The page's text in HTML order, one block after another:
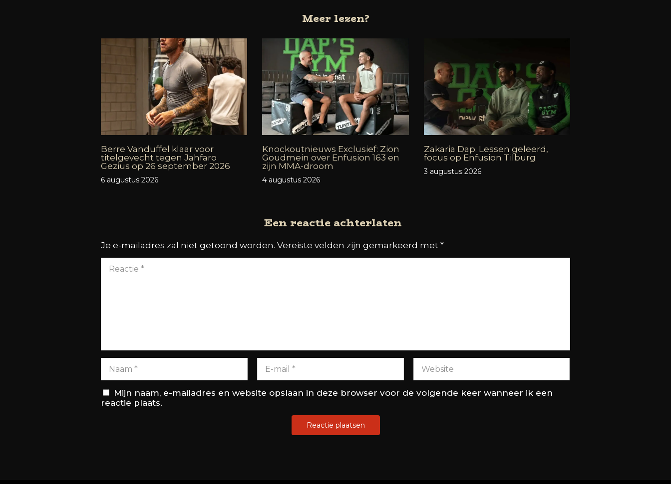
Meer lezen?
Berre Vanduffel klaar voor
titelgevecht tegen Jahfaro
Gezius op 26 september 2026
6 augustus 2026
Knockoutnieuws Exclusief: Zion
Goudmein over Enfusion 163 en
zijn MMA-droom
4 augustus 2026
Zakaria Dap: Lessen geleerd,
focus op Enfusion Tilburg
3 augustus 2026
Een reactie achterlaten
Je e-mailadres zal niet getoond worden. Vereiste velden zijn gemarkeerd met *
Mijn naam, e-mailadres en website opslaan in deze browser voor de volgende keer wanneer ik een
reactie plaats.